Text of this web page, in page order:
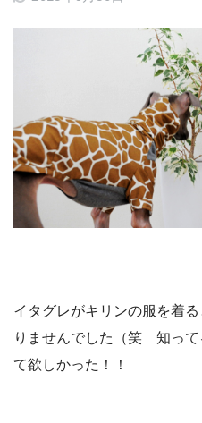
イタグレがキリンの服を着
りませんでした（笑 知って
て欲しかった！！